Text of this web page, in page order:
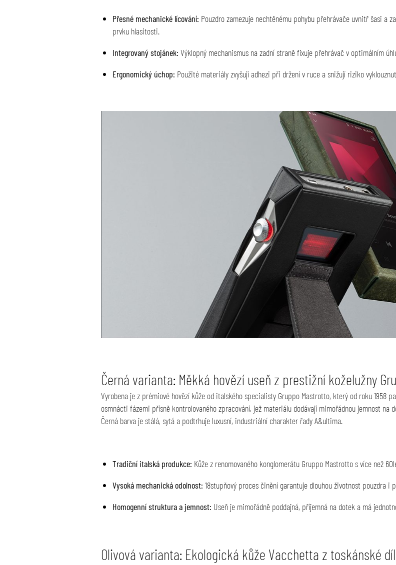
Přesné mechanické lícování: Pouzdro zamezuje nechtěnému pohybu přehrávače uvnitř šasi a
prvku hlasitosti.
Integrovaný stojánek: Výklopný mechanismus na zadní straně fixuje přehrávač v optimálním
Ergonomický úchop: Použité materiály zvyšují adhezi při držení v ruce a snižují riziko
Černá varianta: Měkká hovězí useň z prestižní koželužny
Vyrobena je z prémiové hovězí kůže od italského specialisty Gruppo Mastrotto, který od roku 1958
osmnácti fázemi přísně kontrolovaného zpracování, jež materiálu dodávají mimořádnou jemnost
Černá barva je stálá, sytá a podtrhuje luxusní, industriální charakter řady A&ultima.
Tradiční italská produkce: Kůže z renomovaného konglomerátu Gruppo Mastrotto s více než
Vysoká mechanická odolnost: 18stupňový proces činění garantuje dlouhou životnost pouzdra i
Homogenní struktura a jemnost: Useň je mimořádně poddajná, příjemná na dotek a má
Olivová varianta: Ekologická kůže Vacchetta z toskánské